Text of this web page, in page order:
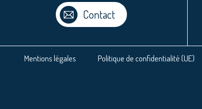
Contact
Mentions légales Politique de confidentialité (UE)